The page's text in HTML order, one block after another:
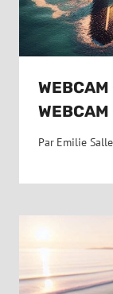
WEBCAM
WEBCAM
Par Emilie